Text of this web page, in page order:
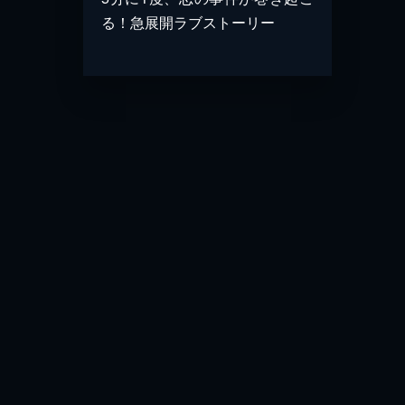
る！急展開ラブストーリー